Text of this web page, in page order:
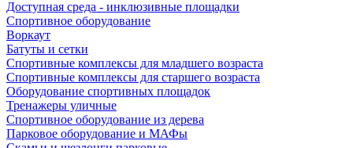
Доступная среда - инклюзивные площадки
Спортивное оборудование
Воркаут
Батуты и сетки
Спортивные комплексы для младшего возраста
Спортивные комплексы для старшего возраста
Оборудование спортивных площадок
Тренажеры уличные
Спортивное оборудование из дерева
Парковое оборудование и МАФы